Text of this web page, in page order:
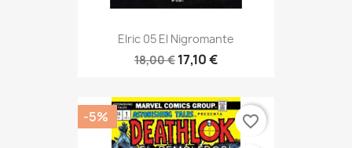
Elric 05 El Nigromante
18,00 € 17,10 €
-5% favorite_border